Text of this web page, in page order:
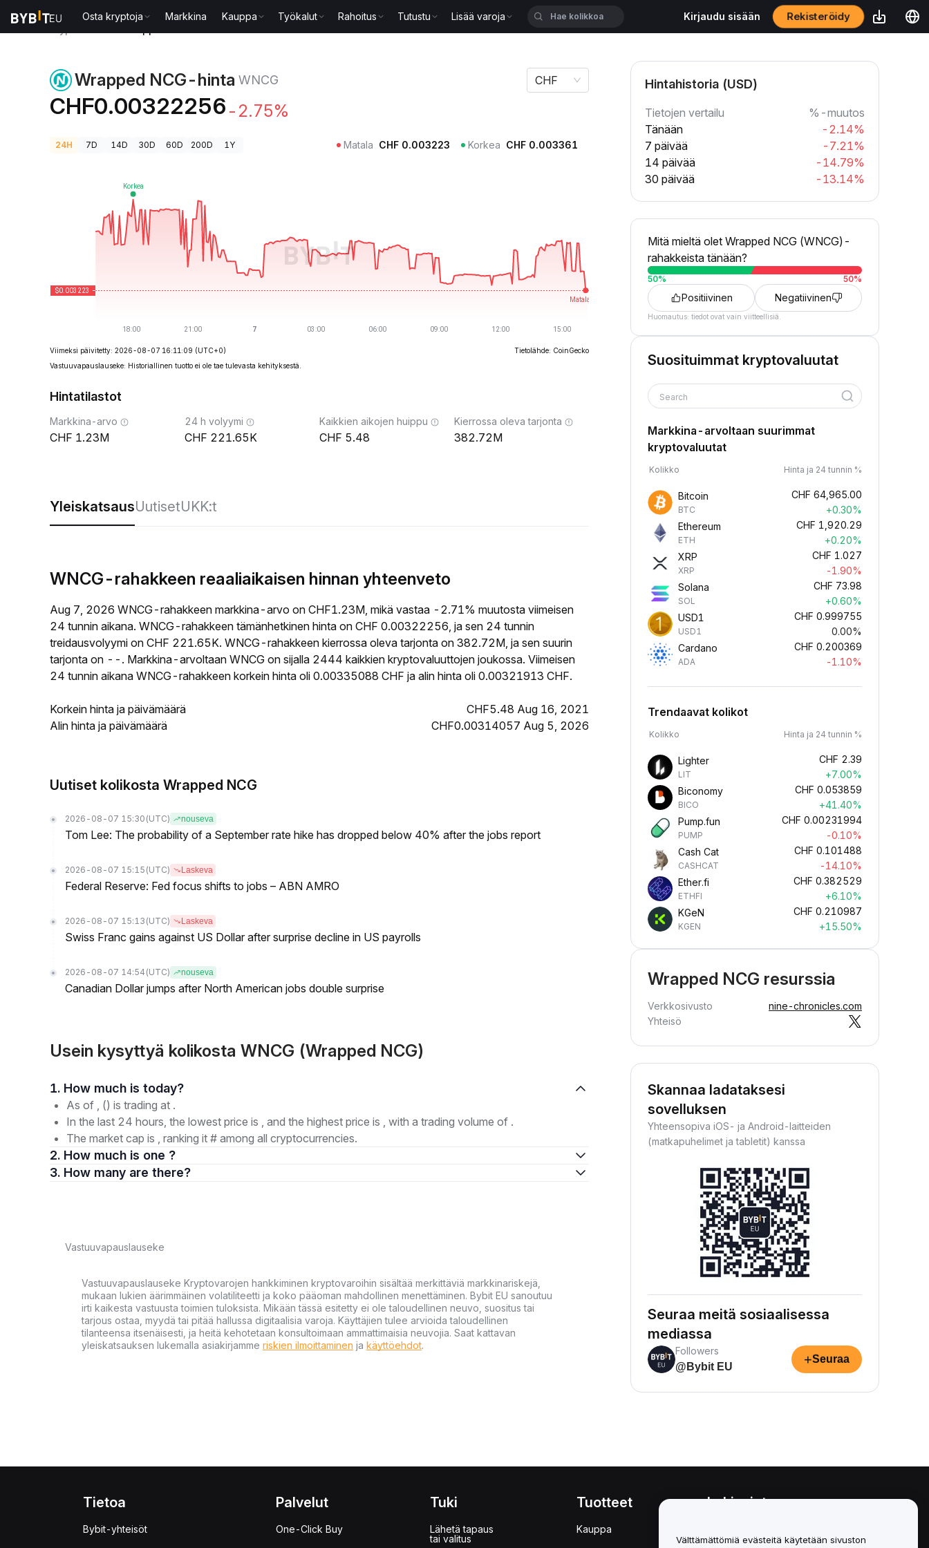
Osta kryptoja Markkina Kauppa Työkalut Rahoitus Tutustu Lisää varoja Kirjaudu sisään Rekisteröidy
Wrapped NCG-hinta WNCG
CHF0.00322256 -2.75%
CHF
24H 7D 14D 30D 60D 200D 1Y Matala CHF 0.003223 Korkea CHF 0.003361
Viimeksi päivitetty: 2026-08-07 16:11:09 (UTC+0)
Tietolähde: CoinGecko
Vastuuvapauslauseke: Historiallinen tuotto ei ole tae tulevasta kehityksestä.
Hintatilastot
Markkina-arvo
1.23M
24 h volyymi
221.65K
Kaikkien aikojen huippu
5.48
Kierrossa oleva tarjonta
382.72M
YleiskatsausUutisetUKK:t
WNCG-rahakkeen reaaliaikaisen hinnan yhteenveto
Aug 7, 2026 WNCG-rahakkeen markkina-arvo on CHF1.23M, mikä vastaa -2.71% muutosta viimeisen
24 tunnin aikana. WNCG-rahakkeen tämänhetkinen hinta on CHF 0.00322256, ja sen 24 tunnin
treidausvolyymi on CHF 221.65K. WNCG-rahakkeen kierrossa oleva tarjonta on 382.72M, ja sen suurin
tarjonta on --. Markkina-arvoltaan WNCG on sijalla 2444 kaikkien kryptovaluuttojen joukossa. Viimeisen
24 tunnin aikana WNCG-rahakkeen korkein hinta oli 0.00335088 CHF ja alin hinta oli 0.00321913 CHF.
Korkein hinta ja päivämäärä
CHF5.48 Aug 16, 2021
Alin hinta ja päivämäärä
CHF0.00314057 Aug 5, 2026
Uutiset kolikosta Wrapped NCG
2026-08-07 15:30 (UTC) nouseva
Tom Lee: The probability of a September rate hike has dropped below 40% after the jobs report
2026-08-07 15:15 (UTC) Laskeva
Federal Reserve: Fed focus shifts to jobs – ABN AMRO
2026-08-07 15:13 (UTC) Laskeva
Swiss Franc gains against US Dollar after surprise decline in US payrolls
2026-08-07 14:54 (UTC) nouseva
Canadian Dollar jumps after North American jobs double surprise
Usein kysyttyä kolikosta WNCG (Wrapped NCG)
1. How much is today?
As of , () is trading at .
In the last 24 hours, the lowest price is , and the highest price is , with a trading volume of .
The market cap is , ranking it # among all cryptocurrencies.
2. How much is one ?
3. How many are there?
Vastuuvapauslauseke
Vastuuvapauslauseke Kryptovarojen hankkiminen kryptovaroihin sisältää merkittäviä markkinariskejä,
mukaan lukien äärimmäinen volatiliteetti ja koko pääoman mahdollinen menettäminen. Bybit EU sanoutuu
irti kaikesta vastuusta toimien tuloksista. Mikään tässä esitetty ei ole taloudellinen neuvo, suositus tai
tarjous ostaa, myydä tai pitää hallussa digitaalisia varoja. Käyttäjien tulee arvioida taloudellinen
tilanteensa itsenäisesti, ja heitä kehotetaan konsultoimaan ammattimaisia neuvojia. Saat kattavan
yleiskatsauksen lukemalla asiakirjamme riskien ilmoittaminen ja käyttöehdot.
Hintahistoria (USD)
Tietojen vertailu
%-muutos
Tänään
-2.14%
7 päivää
-7.21%
14 päivää
-14.79%
30 päivää
-13.14%
Mitä mieltä olet Wrapped NCG (WNCG)-
rahakkeista tänään?
50% 50%
Positiivinen Negatiivinen
Huomautus: tiedot ovat vain viitteellisiä.
Suosituimmat kryptovaluutat
Search
Markkina-arvoltaan suurimmat
kryptovaluutat
Kolikko Hinta ja 24 tunnin %
Bitcoin
BTC
CHF 64,965.00
+0.30%
Ethereum
ETH
CHF 1,920.29
+0.20%
XRP
XRP
CHF 1.027
-1.90%
Solana
SOL
CHF 73.98
+0.60%
USD1
USD1
CHF 0.999755
0.00%
Cardano
ADA
CHF 0.200369
-1.10%
Trendaavat kolikot
Kolikko Hinta ja 24 tunnin %
Lighter
LIT
CHF 2.39
+7.00%
Biconomy
BICO
CHF 0.053859
+41.40%
Pump.fun
PUMP
CHF 0.00231994
-0.10%
Cash Cat
CASHCAT
CHF 0.101488
-14.10%
Ether.fi
ETHFI
CHF 0.382529
+6.10%
KGeN
KGEN
CHF 0.210987
+15.50%
Wrapped NCG resurssia
Verkkosivusto
nine-chronicles.com
Yhteisö
Skannaa ladataksesi
sovelluksen
Yhteensopiva iOS- ja Android-laitteiden
(matkapuhelimet ja tabletit) kanssa
Seuraa meitä sosiaalisessa
mediassa
Followers
@Bybit EU
+Seuraa
Tietoa
Bybit-yhteisöt
Palvelut
One-Click Buy
Tuki
Lähetä tapaus
tai valitus
Tuotteet
Kauppa
Lakiasiat
Välttämättömiä evästeitä käytetään sivuston